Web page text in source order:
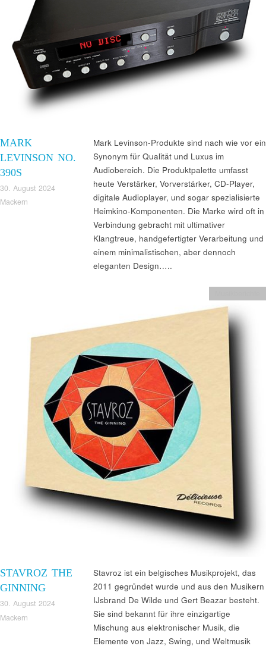
MARK
LEVINSON NO.
390S
30. August 2024
Mackern
Mark Levinson-Produkte sind nach wie vor ein
Synonym für Qualität und Luxus im
Audiobereich. Die Produktpalette umfasst
heute Verstärker, Vorverstärker, CD-Player,
digitale Audioplayer, und sogar spezialisierte
Heimkino-Komponenten. Die Marke wird oft in
Verbindung gebracht mit ultimativer
Klangtreue, handgefertigter Verarbeitung und
einem minimalistischen, aber dennoch
eleganten Design…..
STAVROZ THE
GINNING
30. August 2024
Mackern
Stavroz ist ein belgisches Musikprojekt, das
2011 gegründet wurde und aus den Musikern
IJsbrand De Wilde und Gert Beazar besteht.
Sie sind bekannt für ihre einzigartige
Mischung aus elektronischer Musik, die
Elemente von Jazz, Swing, und Weltmusik